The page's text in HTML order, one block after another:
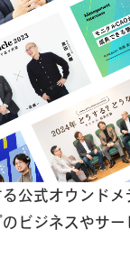
公式オウンドメ
ビジネスやサー